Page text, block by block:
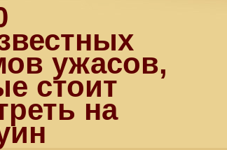
ужасов,
стоит
на